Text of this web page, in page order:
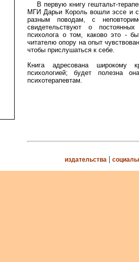
В первую книгу гештальт-
МГИ Дарьи Король вошли эссе и
разным поводам, с
свидетельствуют о
психолога о том, каково это -
читателю опору на опыт
чтобы прислушаться к себе.
Книга адресована широкому
психологией; будет полезна
психотерапевтам.
издательства |